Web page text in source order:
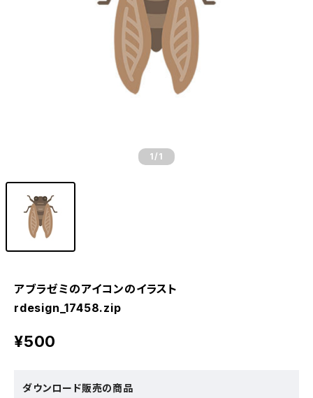
1 /1
アブラゼミのアイコンのイラスト
rdesign_17458.zip
¥500
ダウンロード販売の商品